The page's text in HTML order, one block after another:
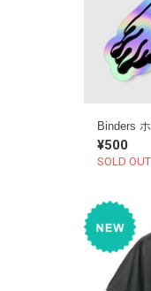
Binders
¥500
SOLD OUT